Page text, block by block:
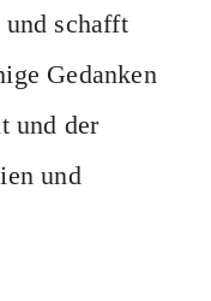
und schafft
Gedanken
und der
und